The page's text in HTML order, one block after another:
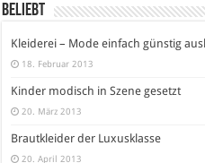
Beliebt
Kleiderei – Mode einfach günstig
18. Februar 2013
Kinder modisch in Szene gesetzt
20. März 2013
Brautkleider der Luxusklasse
20. April 2013